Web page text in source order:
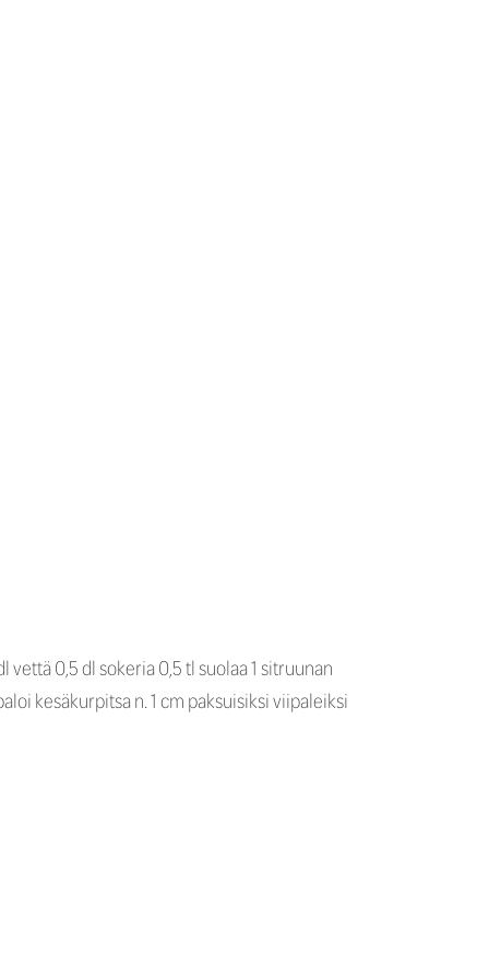
0,5 dl sokeria 0,5 tl suolaa 1 sitruunan
kesäkurpitsa n. 1 cm paksuisiksi viipaleiksi